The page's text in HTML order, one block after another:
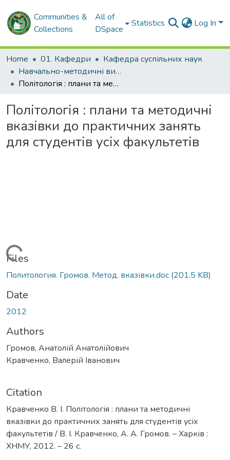
Communities &
Collections
All of
DSpace
Statistics Log In
Home 01. Кафедри
Кафедра суспільних наук
Навчально-методичні видання. Кафедра суспільних наук
Політологія : плани та методичні вказівки до практичних занять для студентів усіх факультетів
Політологія : плани та методичні
вказівки до практичних занять
для студентів усіх факультетів
Loading...
Files
Политология. Громов. Метод. вказівки.doc (201.5 KB)
Date
2012
Authors
Громов, Анатолій Анатолійович
Кравченко, Валерій Іванович
Citation
Кравченко В. І. Політологія : плани та методичні
вказівки до практичних занять для студентів усіх
факультетів / В. І. Кравченко, А. А. Громов. – Харків :
ХНМУ, 2012. – 26 с.